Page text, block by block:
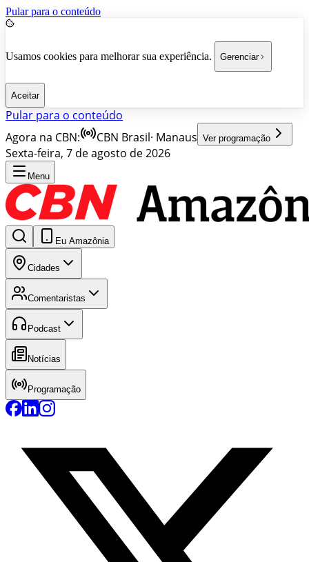
Pular para o conteúdo
Usamos cookies para melhorar sua experiência. Gerenciar
Aceitar
Pular para o conteúdo
Agora na CBN:
CBN Brasil· Manaus Ver programação
Sexta-feira, 7 de agosto de 2026
Menu
Eu Amazônia
Cidades
Comentaristas
Podcast
Notícias
Programação